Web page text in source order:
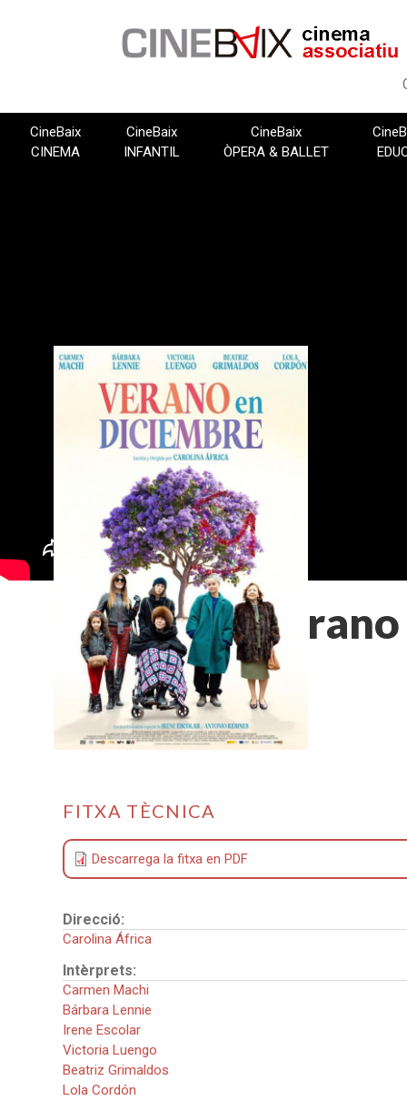
CineBaix
CINEMA
CineBaix
INFANTIL
CineBaix
ÒPERA & BALLET
FITXA TÈCNICA
Descarrega la fitxa en PDF
Direcció:
Carolina África
Intèrprets:
Carmen Machi
Bárbara Lennie
Irene Escolar
Victoria Luengo
Beatriz Grimaldos
Lola Cordón